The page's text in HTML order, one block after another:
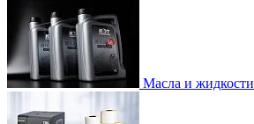
Масла и жидкости